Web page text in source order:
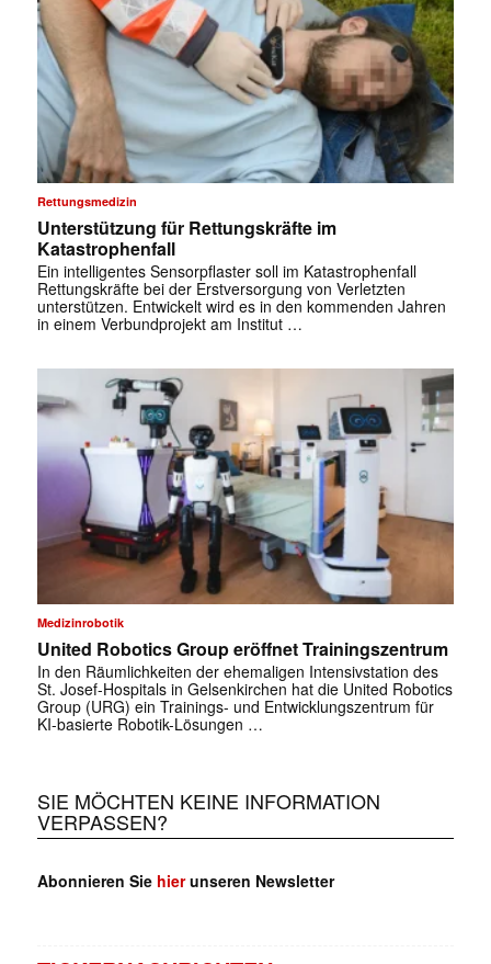
Rettungsmedizin
Unterstützung für Rettungskräfte im
Katastrophenfall
Ein intelligentes Sensorpflaster soll im Katastrophenfall
Rettungskräfte bei der Erstversorgung von Verletzten
unterstützen. Entwickelt wird es in den kommenden Jahren
in einem Verbundprojekt am Institut …
Medizinrobotik
United Robotics Group eröffnet Trainingszentrum
In den Räumlichkeiten der ehemaligen Intensivstation des
St. Josef-Hospitals in Gelsenkirchen hat die United Robotics
Group (URG) ein Trainings- und Entwicklungszentrum für
KI-basierte Robotik-Lösungen …
SIE MÖCHTEN KEINE INFORMATION
VERPASSEN?
Abonnieren Sie hierunseren Newsletter